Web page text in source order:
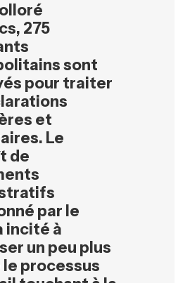
275
sont
pour traiter
et
Le
de
par le
incité à
un peu plus
processus